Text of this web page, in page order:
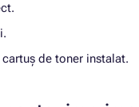
de toner instalat.